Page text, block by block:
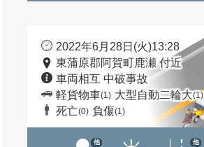
2022年6月28日(火)13:28
東蒲原郡阿賀町鹿瀬 付近
車両相互 中破事故
軽貨物車(1) 大型自動二輪大(1)
死亡(0) 負傷(1)
他 他